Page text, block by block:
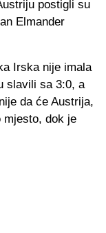
postigli su
Elmander
Irska nije imala
slavili sa 3:0, a
da će Austrija,
mjesto, dok je